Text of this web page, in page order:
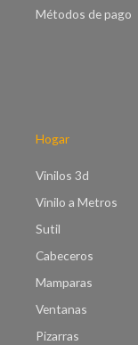
Métodos de pago
Hogar
Vinilos 3d
Vinilo a Metros
Sutil
Cabeceros
Mamparas
Ventanas
Pizarras